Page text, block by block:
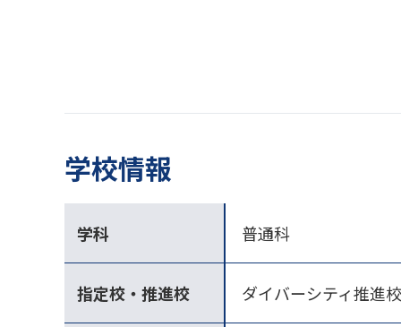
学校情報
学科 普通科
指定校・推進校 ダイバーシティ推進校